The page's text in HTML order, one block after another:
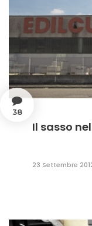
38
Il sasso
23 Settembre